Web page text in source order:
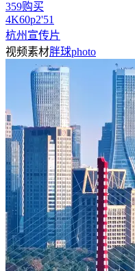
359购买
4K60p2'51
杭州宣传片
视频素材胖球photo